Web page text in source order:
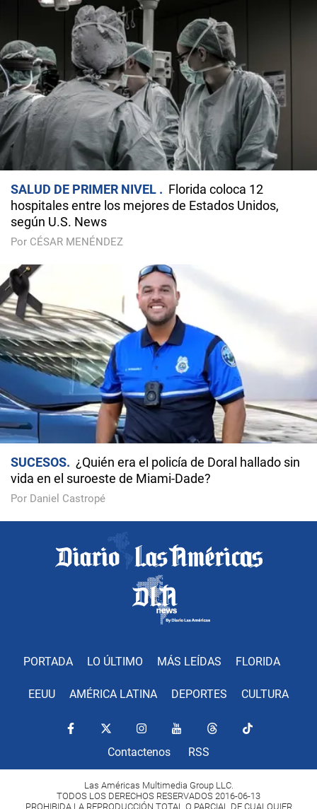
SALUD DE PRIMER NIVEL
Florida coloca 12
hospitales entre los mejores de Estados Unidos,
según U.S. News
Por CÉSAR MENÉNDEZ
SUCESOS
¿Quién era el policía de Doral hallado sin
vida en el suroeste de Miami-Dade?
Por Daniel Castropé
PORTADA LO ÚLTIMO MÁS LEÍDAS FLORIDA
EEUU AMÉRICA LATINA DEPORTES CULTURA
Contactenos RSS
Las Américas Multimedia Group LLC.
TODOS LOS DERECHOS RESERVADOS 2016-06-13
PROHIBIDA LA REPRODUCCIÓN TOTAL O PARCIAL DE CUALQUIER